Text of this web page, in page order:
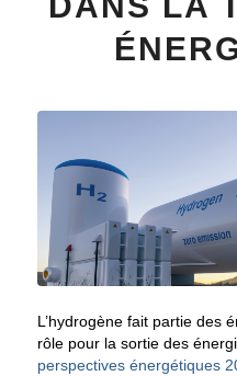
L’hydrogène fait partie des
rôle pour la sortie des
perspectives énergétiques